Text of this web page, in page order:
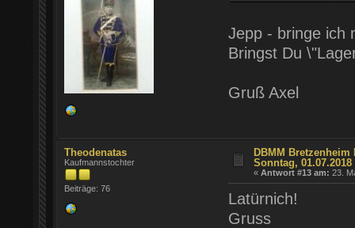
Jepp - bringe ich
Bringst Du
Gruß Axel
Theodenatas
Kaufmannstochter
Beiträge: 76
DBMM Bretzenheim
Sonntag, 01.07.2018
«Antwort #13 am: 23.
Latürnich!
Gruss